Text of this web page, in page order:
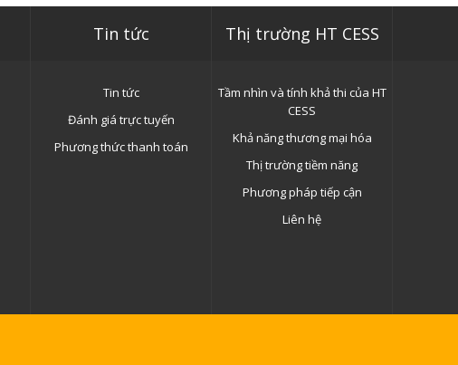
Tin tức Thị trường HT CESS
Tin tức
Đánh giá trực tuyến
Phương thức thanh toán
Tầm nhìn và tính khả thi của HT
CESS
Khả năng thương mại hóa
Thị trường tiềm năng
Phương pháp tiếp cận
Liên hệ